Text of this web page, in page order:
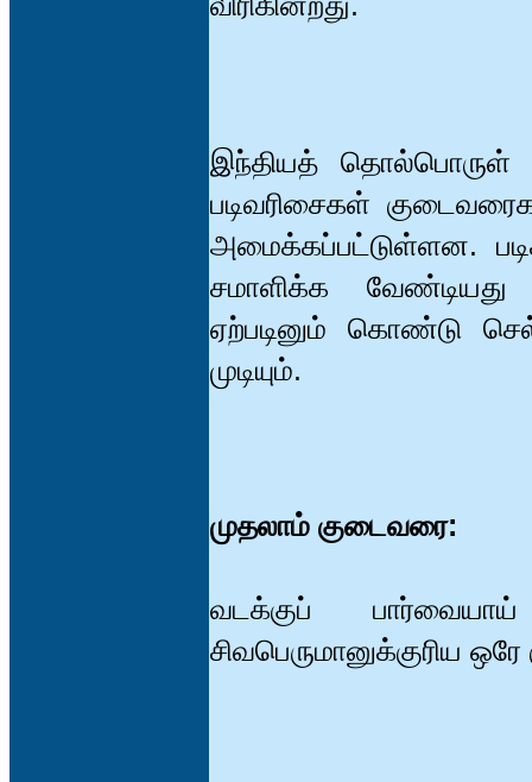
இந்தியத் தொல்பொருள்
படிவரிசைகள்
அமைக்கப்பட்டுள்ளன.
சமாளிக்க வேண்டியது
ஏற்படினும் கொண்டு
முடியும்.
முதலாம் குடைவரை:
வடக்குப்
சிவபெருமானுக்குரிய